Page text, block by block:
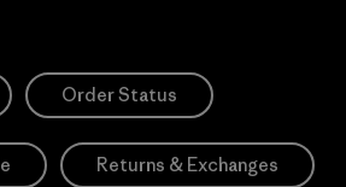
Order Status
Returns & Exchanges